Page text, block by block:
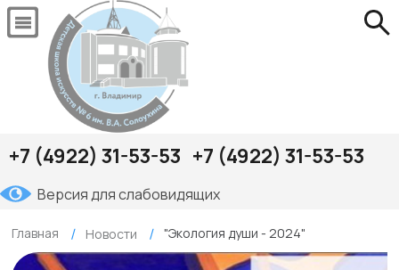
+7 (4922) 31-53-53 +7 (4922) 31-53-53
Версия для слабовидящих
Главная Новости "Экология души - 2024"